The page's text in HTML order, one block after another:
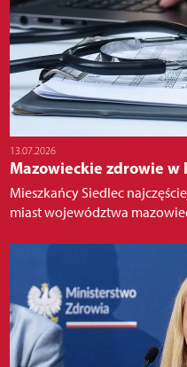
13.07.2026
Mazowieckie zdrowie w
Mieszkańcy Siedlec
miast województwa